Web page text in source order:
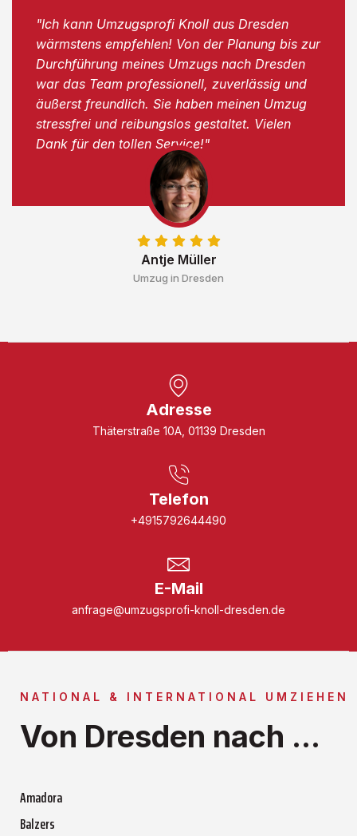
Antje Müller
Umzug in Dresden
"Ich kann Umzugsprofi Knoll aus Dresden
wärmstens empfehlen! Von der Planung bis zur
Durchführung meines Umzugs nach Dresden
war das Team professionell, zuverlässig und
äußerst freundlich. Sie haben meinen Umzug
stressfrei und reibungslos gestaltet. Vielen
Dank für den tollen Service!"
Adresse
Thäterstraße 10A, 01139 Dresden
Telefon
+4915792644490
E-Mail
anfrage@umzugsprofi-knoll-dresden.de
NATIONAL & INTERNATIONAL UMZIEHEN
Von Dresden nach ...
Amadora
Balzers